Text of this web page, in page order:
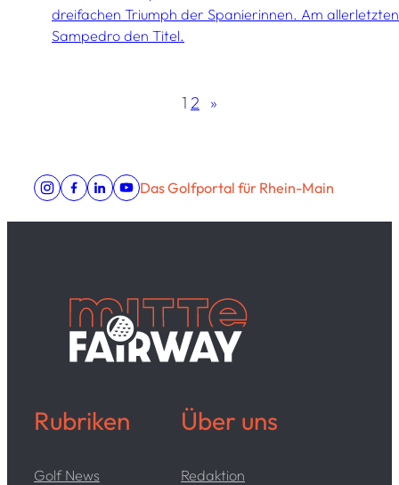
dreifachen Triumph der Spanierinnen. Am
Sampedro den Titel.
1 2 »
Das Golfportal für Rhein-Main
Rubriken
Golf News
Über uns
Redaktion